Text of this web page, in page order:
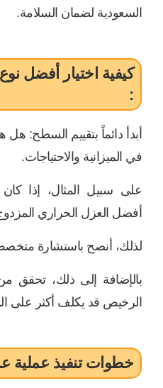
السعودية لضمان السلامة.
كيفية اختيار أفضل
:
أبدأ دائماً بتقييم السطح:
في الميزانية والاحتياجات.
على سبيل المثال، إذا
أفضل العزل الحراري
لذلك، أنصح باستشارة
بالإضافة إلى ذلك، تحقق
الرخيص قد يكلف أكثر على
خطوات تنفيذ عملية